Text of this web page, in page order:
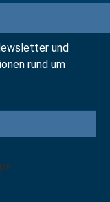
und
rund um